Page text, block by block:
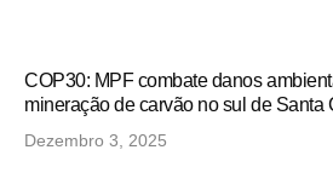
COP30: MPF combate danos
mineração de carvão no sul de Santa
Dezembro 3, 2025